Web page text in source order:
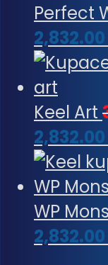
Perfect
2,832.00
Keel Art
2,832.00
WP
2,832.00